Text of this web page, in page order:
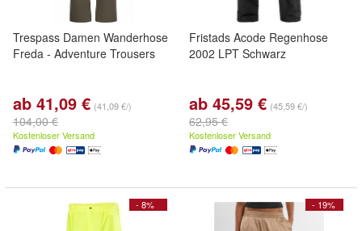
Trespass Damen Wanderhose
Freda - Adventure Trousers
ab 41,09 € (41,09 €/)
104,00 €
Kostenloser Versand
Fristads Acode Regenhose
2002 LPT Schwarz
ab 45,59 € (45,59 €/)
62,95 €
Kostenloser Versand
- 8% - 19%